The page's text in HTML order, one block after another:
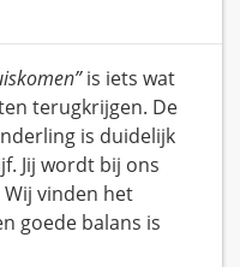
is iets wat
terugkrijgen. De
is duidelijk
Jij wordt bij ons
Wij vinden het
goede balans is